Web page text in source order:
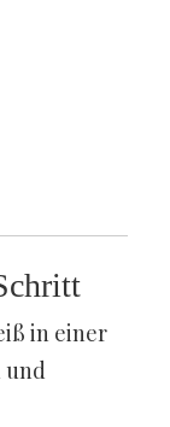
in einer
und